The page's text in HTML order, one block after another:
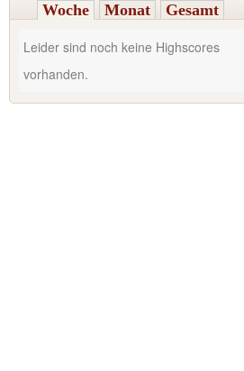
Woche
Monat Gesamt
Leider sind noch keine Highscores
vorhanden.